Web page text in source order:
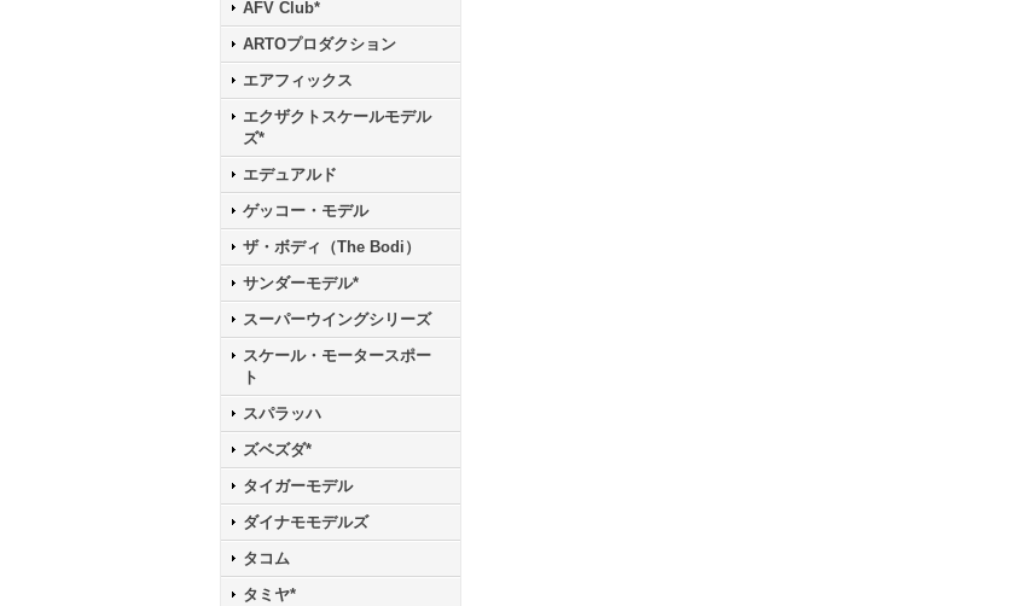
AFV Club*
ARTOプロダクション
エアフィックス
エクザクトスケールモデル
ズ*
エデュアルド
ゲッコー・モデル
ザ・ボディ（The Bodi）
サンダーモデル*
スーパーウイングシリーズ
スケール・モータースポー
ト
スパラッハ
ズベズダ*
タイガーモデル
ダイナモモデルズ
タコム
タミヤ*